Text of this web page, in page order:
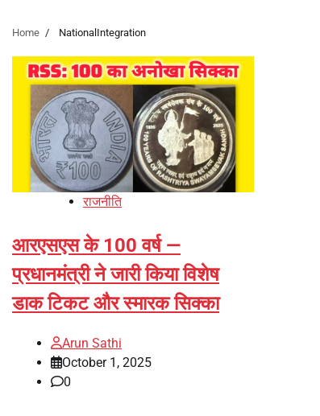
Home NationalIntegration
राजनीति
आरएसएस के 100 वर्ष —
प्रधानमंत्री ने जारी किया विशेष
डाक टिकट और स्मारक सिक्का
Arun Sathi
October 1, 2025
0